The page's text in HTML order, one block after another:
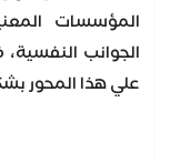
المؤسسات
الجوانب
علي هذا المحور